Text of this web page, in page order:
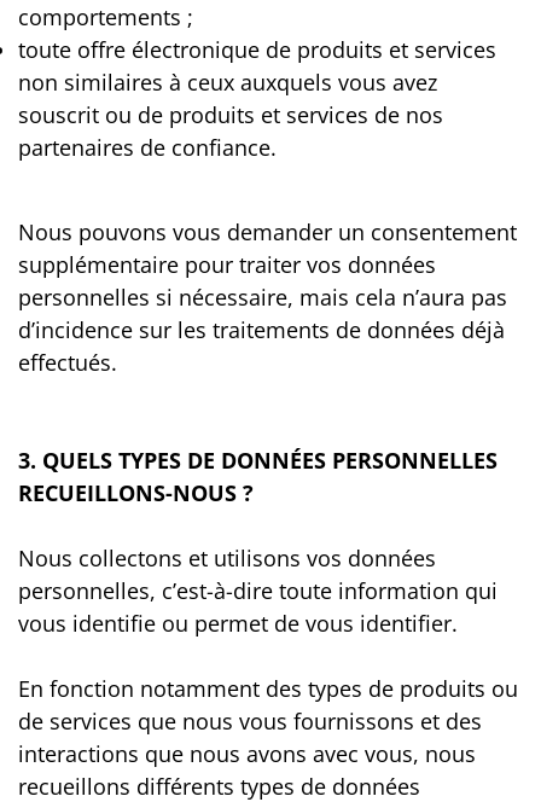
comportements ;
toute offre électronique de produits et services
non similaires à ceux auxquels vous avez
souscrit ou de produits et services de nos
partenaires de confiance.
Nous pouvons vous demander un consentement
supplémentaire pour traiter vos données
personnelles si nécessaire, mais cela n’aura pas
d’incidence sur les traitements de données déjà
effectués.
3. QUELS TYPES DE DONNÉES PERSONNELLES
RECUEILLONS-NOUS ?
Nous collectons et utilisons vos données
personnelles, c’est-à-dire toute information qui
vous identifie ou permet de vous identifier.
En fonction notamment des types de produits ou
de services que nous vous fournissons et des
interactions que nous avons avec vous, nous
recueillons différents types de données